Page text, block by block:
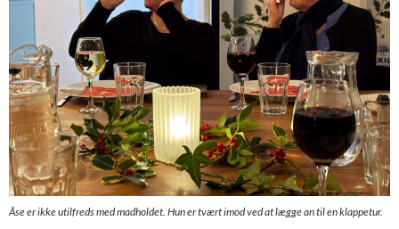
Åse er ikke utilfreds med madholdet. Hun er tvært imod ved at lægge an til en klappetur.